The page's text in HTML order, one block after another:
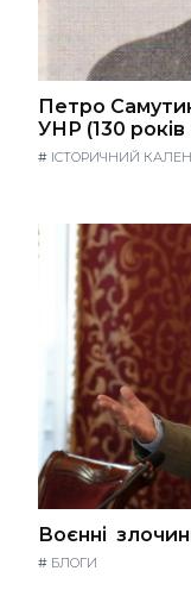
Петро
УНР (130 років
# ІСТОРИЧНИЙ
Воєнні
# БЛОГИ